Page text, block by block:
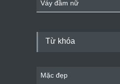
Váy đầm nữ
Từ khóa
Mặc đẹp